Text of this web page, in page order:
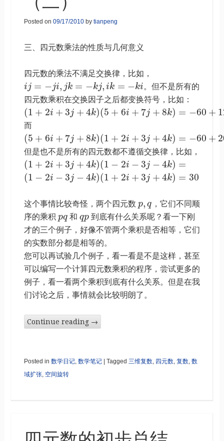
Posted on 09/17/2010by tianpeng
三、四元数乘法的性质与几何意义
四元数的乘法不满足交换律，比如，
ij = −ji, jk = −kj, ik = −ki。但不是所有的
四元数乘积在交换因子之后都变换符号，比如：
(1 + 2i + 3j + 4k)(5 + 6i + 7j + 8k) = −60 +
而
(5 + 6i + 7j + 8k)(1 + 2i + 3j + 4k) = −60 +
但是也不是所有的四元数都不遵循交换律，比如，
(1 + 2i + 3j + 4k)(1 − 2i − 3j − 4k) =
(1 − 2i − 3j − 4k)(1 + 2i + 3j + 4k) = 30
这个事情比较奇怪，两个四元数 p, q ，它们不同顺
序的乘积 pq和 qp到底有什么关系呢？看一下刚
才的三个例子，好像不管两个乘积是否相等，它们
的实数部分都是相等的。
您可以再试验几个例子，看一看是不是这样，甚至
可以编写一个计算四元数乘积的程序，尝试更多的
例子，看一看两个乘积到底有什么关系。但是在我
们讨论之后，事情就会比较明朗了。
Continue reading →
Posted in 数学日记, 数学笔记 Tagged 三维复数, 四元数, 复数, 数
域扩张, 空间旋转